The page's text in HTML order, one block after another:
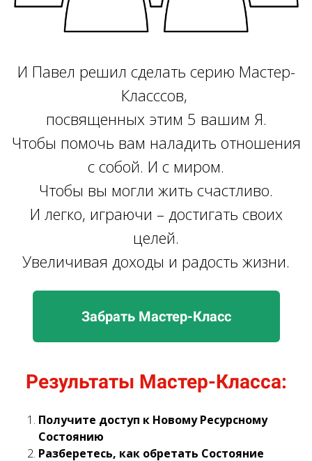
И Павел решил сделать серию Мастер-
Класссов,
посвященных этим 5 вашим Я.
Чтобы помочь вам наладить отношения
с собой. И с миром.
Чтобы вы могли жить счастливо.
И легко, играючи – достигать своих
целей.
Увеличивая доходы и радость жизни.
Забрать Мастер-Класс
Результаты Мастер-Класса:
Получите доступ к Новому Ресурсному
Состоянию
Разберетесь, как обретать Состояние